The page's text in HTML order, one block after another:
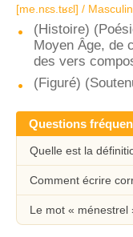
[me.nɛs.tʁɛl] / Masculin
(Histoire)
Moyen Âge, de
des vers
(Figuré)
Questions
Quelle est la
Comment écrire
Le mot « ménestrel